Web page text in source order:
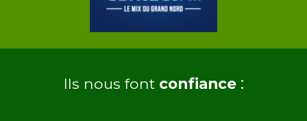
Ils nous font confiance :